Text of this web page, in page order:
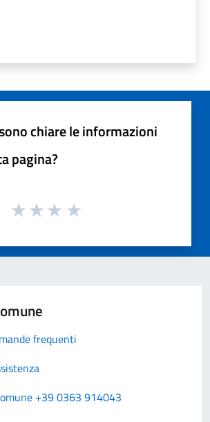
chiare le informazioni
pagina?
frequenti
+39 0363 914043